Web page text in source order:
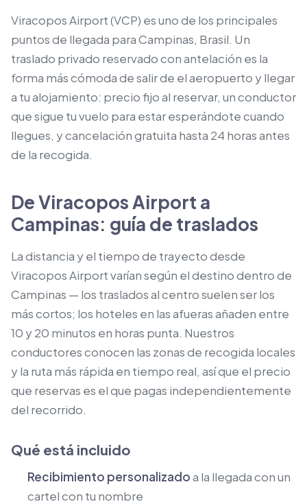
Viracopos Airport (VCP) es uno de los principales
puntos de llegada para Campinas, Brasil. Un
traslado privado reservado con antelación es la
forma más cómoda de salir de el aeropuerto y llegar
a tu alojamiento: precio fijo al reservar, un conductor
que sigue tu vuelo para estar esperándote cuando
llegues, y cancelación gratuita hasta 24 horas antes
de la recogida.
De Viracopos Airport a
Campinas: guía de traslados
La distancia y el tiempo de trayecto desde
Viracopos Airport varían según el destino dentro de
Campinas — los traslados al centro suelen ser los
más cortos; los hoteles en las afueras añaden entre
10 y 20 minutos en horas punta. Nuestros
conductores conocen las zonas de recogida locales
y la ruta más rápida en tiempo real, así que el precio
que reservas es el que pagas independientemente
del recorrido.
Qué está incluido
Recibimiento personalizadoa la llegada con un
cartel con tu nombre